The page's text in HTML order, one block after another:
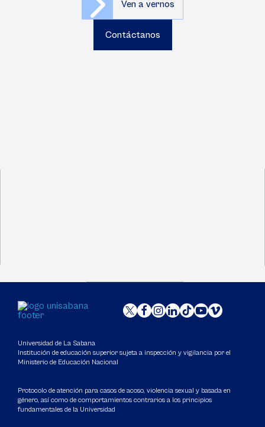
Ven a vernos
Contáctanos
Universidad de La Sabana
Institución de educación superior sujeta a inspección y vigilancia por el
Ministerio de Educación Nacional
Protocolo de atención para casos de acoso, violencia sexual y basada en
género, así como de comportamientos contrarios a los principios
fundamentales de la Universidad